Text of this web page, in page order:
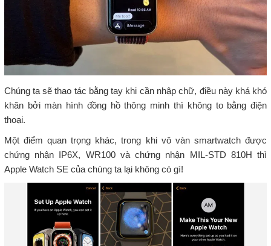
Chúng ta sẽ thao tác bằng tay khi cần nhập chữ, điều này khá khó
khăn bởi màn hình đồng hồ thông minh thì không to bằng điện
thoại.
Một điểm quan trọng khác, trong khi vô vàn smartwatch được
chứng nhận IP6X, WR100 và chứng nhận MIL-STD 810H thì
Apple Watch SE của chúng ta lại không có gì!